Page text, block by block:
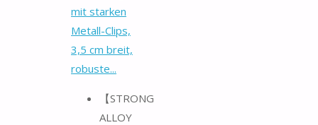
mit starken
Metall-Clips,
3,5 cm breit,
robuste...
【STRONG
ALLOY